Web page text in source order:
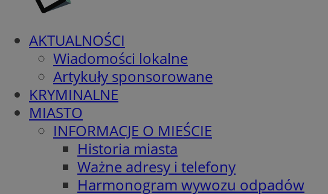
AKTUALNOŚCI
Wiadomości lokalne
Artykuły sponsorowane
KRYMINALNE
MIASTO
INFORMACJE O MIEŚCIE
Historia miasta
Ważne adresy i telefony
Harmonogram wywozu odpadów